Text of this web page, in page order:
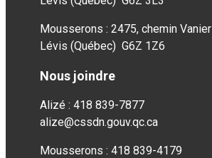
Mousserons : 2475, chemin Vanier
Lévis (Québec) G6Z 1Z6
Nous joindre
Alizé : 418 839-7877
alize@cssdn.gouv.qc.ca
Mousserons : 418 839-4179